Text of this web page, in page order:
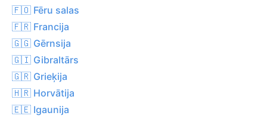
🇫🇴 Fēru salas
🇫🇷 Francija
🇬🇬 Gērnsija
🇬🇮 Gibraltārs
🇬🇷 Grieķija
🇭🇷 Horvātija
🇪🇪 Igaunija